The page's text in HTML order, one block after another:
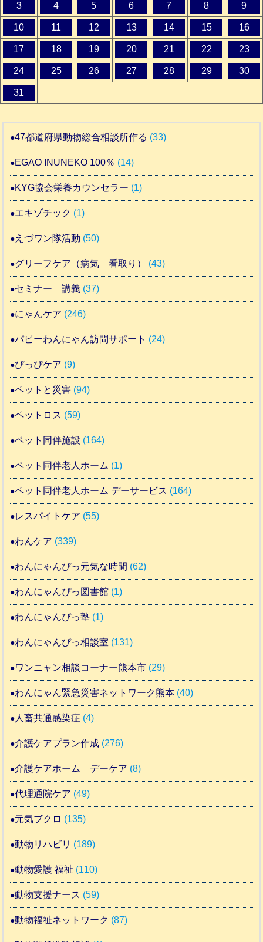
3 4 5 6 7 8 9
10 11 12 13 14 15 16
17 18 19 20 21 22 23
24 25 26 27 28 29 30
31
47都道府県動物総合相談所作る (33)
EGAO INUNEKO 100％ (14)
KYG協会栄養カウンセラー (1)
エキゾチック (1)
えづワン隊活動 (50)
グリーフケア（病気 看取り） (43)
セミナー 講義 (37)
にゃんケア (246)
パピーわんにゃん訪問サポート (24)
ぴっぴケア (9)
ペットと災害 (94)
ペットロス (59)
ペット同伴施設 (164)
ペット同伴老人ホーム (1)
ペット同伴老人ホーム デーサービス (164)
レスパイトケア (55)
わんケア (339)
わんにゃんぴっ元気な時間 (62)
わんにゃんぴっ図書館 (1)
わんにゃんぴっ塾 (1)
わんにゃんぴっ相談室 (131)
ワンニャン相談コーナー熊本市 (29)
わんにゃん緊急災害ネットワーク熊本 (40)
人畜共通感染症 (4)
介護ケアプラン作成 (276)
介護ケアホーム デーケア (8)
代理通院ケア (49)
元気ブクロ (135)
動物リハビリ (189)
動物愛護 福祉 (110)
動物支援ナース (59)
動物福祉ネットワーク (87)